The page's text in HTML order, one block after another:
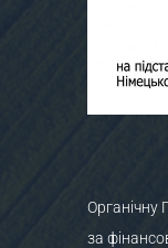
Органічну
за